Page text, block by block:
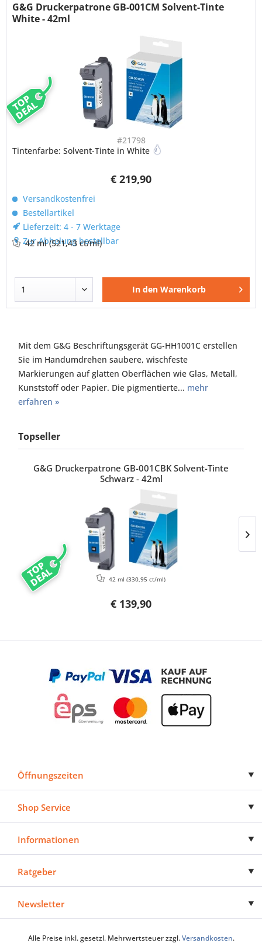
TOP
DEAL
G&G Druckerpatrone GB-001CM Solvent-Tinte
White - 42ml
#21798
€ 219,90
Tintenfarbe: Solvent-Tinte in White
Versandkostenfrei
Bestellartikel
Lieferzeit: 4 - 7 Werktage
Zur Abholung bestellbar
42 ml(521,43 ct/ml)
In den Warenkorb
Mit dem G&G Beschriftungsgerät GG‑HH1001C erstellen
Sie im Handumdrehen saubere, wischfeste
Markierungen auf glatten Oberflächen wie Glas, Metall,
Kunststoff oder Papier. Die pigmentierte... mehr
erfahren »
Topseller
TOP
DEAL
G&G Druckerpatrone GB-001CBK Solvent-Tinte
Schwarz - 42ml
€ 139,90
42 ml (330,95 ct/ml)
Öffnungszeiten
Shop Service
Informationen
Ratgeber
Newsletter
Alle Preise inkl. gesetzl. Mehrwertsteuer zzgl.Versandkosten.